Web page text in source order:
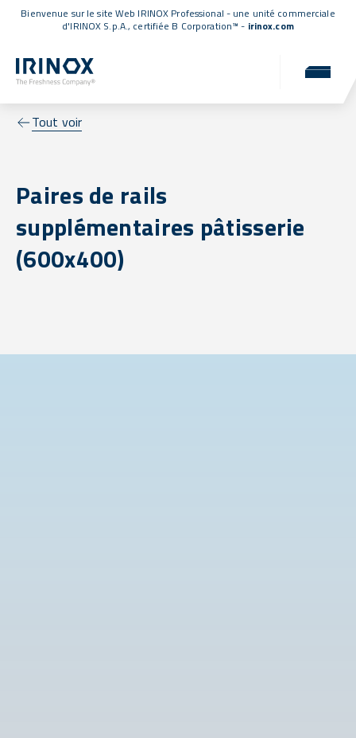
Bienvenue sur le site Web IRINOX Professional - une unité commerciale
d'IRINOX S.p.A., certifiée B Corporation™ - irinox.com
Tout voir
Paires de rails
supplémentaires pâtisserie
(600x400)